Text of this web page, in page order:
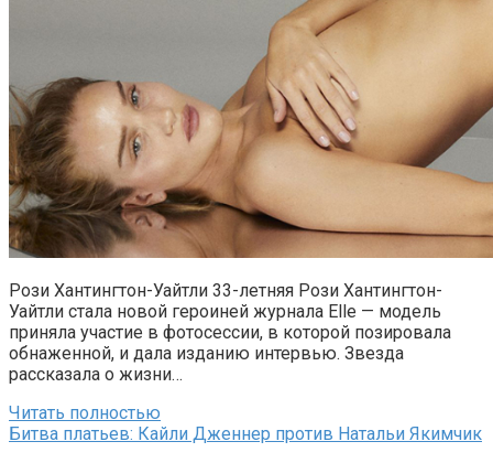
Рози Хантингтон-Уайтли 33-летняя Рози Хантингтон-
Уайтли стала новой героиней журнала Elle — модель
приняла участие в фотосессии, в которой позировала
обнаженной, и дала изданию интервью. Звезда
рассказала о жизни…
Читать полностью
Битва платьев: Кайли Дженнер против Натальи Якимчик